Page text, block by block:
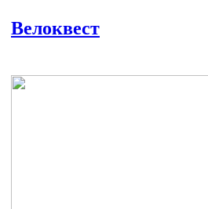
Велоквест